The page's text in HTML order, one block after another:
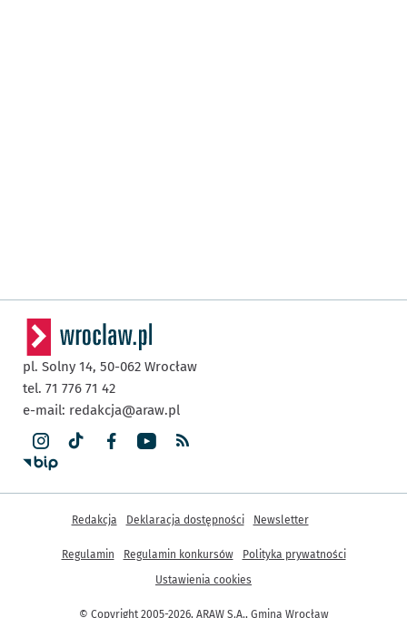
pl. Solny 14, 50-062 Wrocław
tel. 71 776 71 42
e-mail: redakcja@araw.pl
© Copyright 2005-2026, ARAW S.A., Gmina Wrocław
Inne informacje
Redakcja Deklaracja dostępności Newsletter
Regulamin Regulamin konkursów
Polityka prywatności
Ustawienia cookies